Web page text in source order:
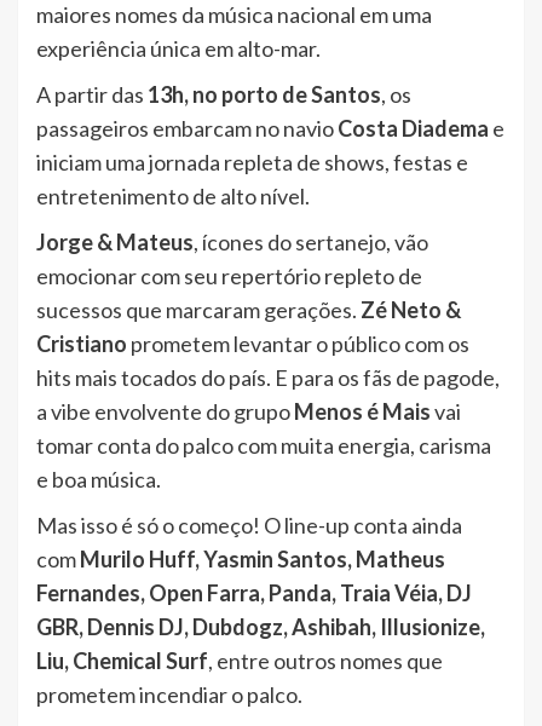
maiores nomes da música nacional em uma
experiência única em alto-mar.
A partir das 13h, no porto de Santos, os
passageiros embarcam no navioCosta Diadema e
iniciam uma jornada repleta de shows, festas e
entretenimento de alto nível.
Jorge & Mateus, ícones do sertanejo, vão
emocionar com seu repertório repleto de
sucessos que marcaram gerações. Zé Neto &
Cristiano prometem levantar o público com os
hits mais tocados do país. E para os fãs de pagode,
a vibe envolvente do grupoMenos é Maisvai
tomar conta do palco com muita energia, carisma
e boa música.
Mas isso é só o começo! O line-up conta ainda
comMurilo Huff, Yasmin Santos, Matheus
Fernandes, Open Farra, Panda, Traia Véia, DJ
GBR, Dennis DJ, Dubdogz, Ashibah, Illusionize,
Liu, Chemical Surf, entre outros nomes que
prometem incendiar o palco.